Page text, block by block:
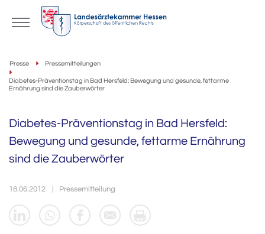
Presse Pressemitteilungen
Diabetes-Präventionstag in Bad Hersfeld: Bewegung und gesunde, fettarme
Ernährung sind die Zauberwörter
Diabetes-Präventionstag in Bad Hersfeld:
Bewegung und gesunde, fettarme Ernährung
sind die Zauberwörter
18.06.2012 Pressemitteilung